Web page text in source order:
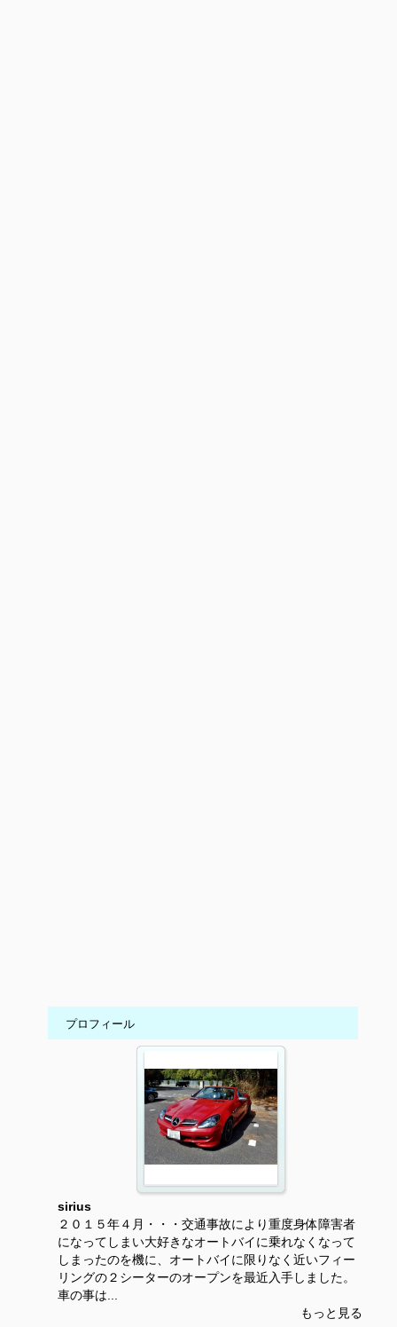
プロフィール
sirius
２０１５年４月・・・交通事故により重度身体障害者
になってしまい大好きなオートバイに乗れなくなって
しまったのを機に、オートバイに限りなく近いフィー
リングの２シーターのオープンを最近入手しました。
車の事は...
もっと見る